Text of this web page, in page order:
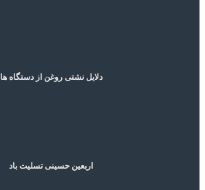
دلایل نشتی روغن از دستگاه ها
اربعین حسینی تسلیت باد